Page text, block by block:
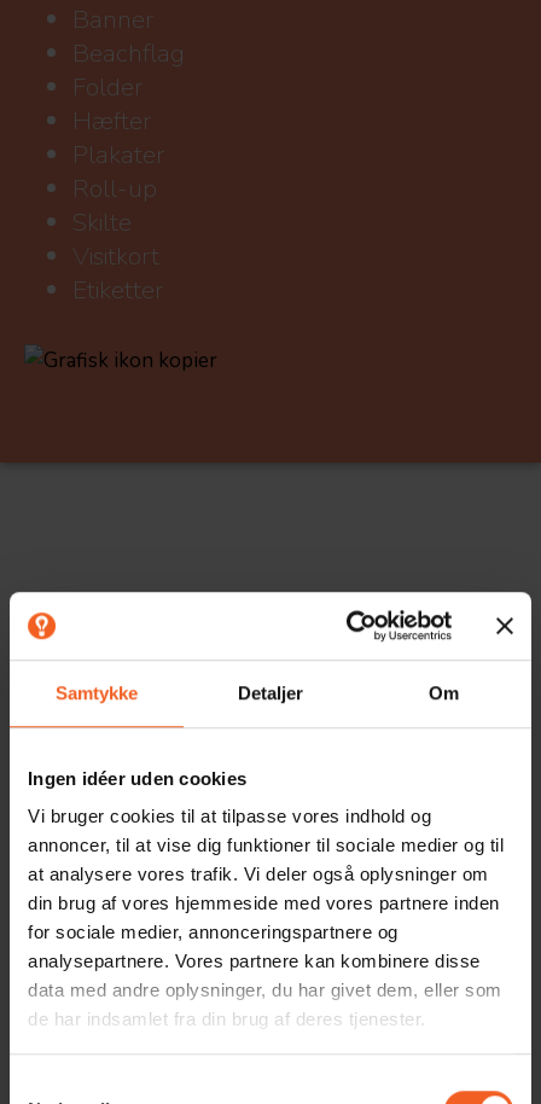
Samtykke Detaljer Om
Ingen idéer uden cookies
Vi bruger cookies til at tilpasse vores indhold og
annoncer, til at vise dig funktioner til sociale medier og til
at analysere vores trafik. Vi deler også oplysninger om
din brug af vores hjemmeside med vores partnere inden
for sociale medier, annonceringspartnere og
analysepartnere. Vores partnere kan kombinere disse
data med andre oplysninger, du har givet dem, eller som
de har indsamlet fra din brug af deres tjenester.
Banner
Beachflag
Folder
Hæfter
Plakater
Roll-up
Skilte
Visitkort
Etiketter
Brug forinspiration?
Har du brug for inspiration og rådgivning om, hvilke
grafiske løsninger, der ville fungere bedst til din